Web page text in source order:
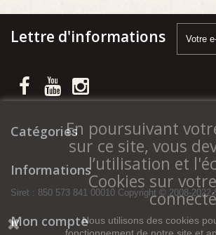
Lettre d'informations
Catégories
Informations
Siret : 850 573 841 00010 Copyright © 2008-2022
Mon compte
En poursuivant
sur ce site, vous
l’utilisation et
Cookies sur
Nous utilisons des cookies